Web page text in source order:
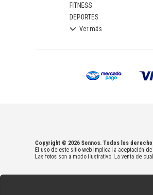
FITNESS
DEPORTES
Ver más
Copyright © 2026 Sonnos. Todos los
El uso de este sitio web implica la aceptación
Las fotos son a modo ilustrativo. La venta de